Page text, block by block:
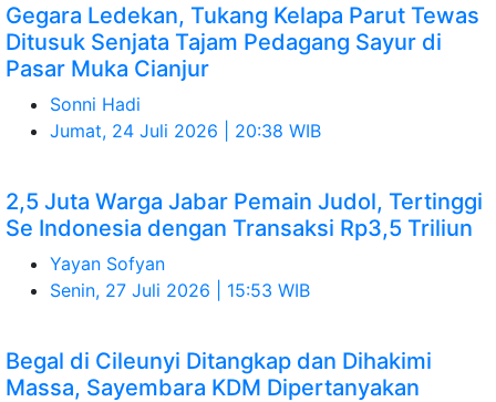
Gegara Ledekan, Tukang Kelapa Parut Tewas
Ditusuk Senjata Tajam Pedagang Sayur di
Pasar Muka Cianjur
Sonni Hadi
Jumat, 24 Juli 2026 | 20:38 WIB
2,5 Juta Warga Jabar Pemain Judol, Tertinggi
Se Indonesia dengan Transaksi Rp3,5 Triliun
Yayan Sofyan
Senin, 27 Juli 2026 | 15:53 WIB
Begal di Cileunyi Ditangkap dan Dihakimi
Massa, Sayembara KDM Dipertanyakan